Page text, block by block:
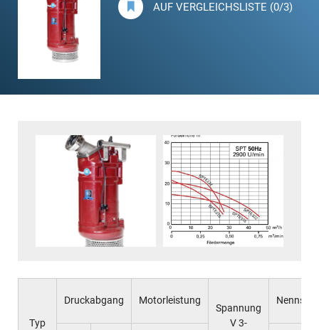
AUF VERGLEICHSLISTE (0/3)
Typ
Druckabgang Motorleistung
Spannung
V 3-